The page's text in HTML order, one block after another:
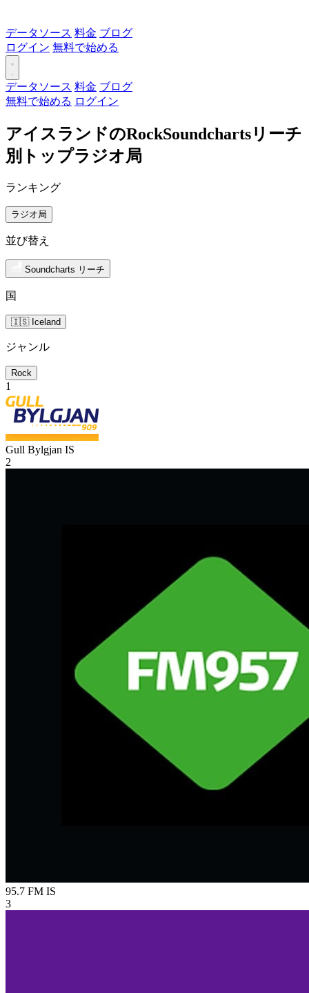
データソース 料金 ブログ
ログイン 無料で始める
データソース 料金 ブログ
無料で始める ログイン
アイスランドのRockSoundchartsリーチ
別トップラジオ局
ランキング
ラジオ局
並び替え
Soundcharts リーチ
国
🇮🇸 Iceland
ジャンル
Rock
1
Gull Bylgjan IS
2
95.7 FM IS
3